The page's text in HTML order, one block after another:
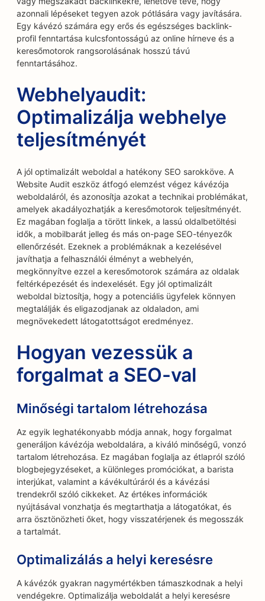
azonnali lépéseket tegyen azok pótlására vagy javítására.
Egy kávézó számára egy erős és egészséges backlink-
profil fenntartása kulcsfontosságú az online hírneve és a
keresőmotorok rangsorolásának hosszú távú
fenntartásához.
Webhelyaudit:
Optimalizálja webhelye
teljesítményét
A jól optimalizált weboldal a hatékony SEO sarokköve. A
Website Audit eszköz átfogó elemzést végez kávézója
weboldaláról, és azonosítja azokat a technikai problémákat,
amelyek akadályozhatják a keresőmotorok teljesítményét.
Ez magában foglalja a törött linkek, a lassú oldalbetöltési
idők, a mobilbarát jelleg és más on-page SEO-tényezők
ellenőrzését. Ezeknek a problémáknak a kezelésével
javíthatja a felhasználói élményt a webhelyén,
megkönnyítve ezzel a keresőmotorok számára az oldalak
feltérképezését és indexelését. Egy jól optimalizált
weboldal biztosítja, hogy a potenciális ügyfelek könnyen
megtalálják és eligazodjanak az oldaladon, ami
megnövekedett látogatottságot eredményez.
Hogyan vezessük a
forgalmat a SEO-val
Minőségi tartalom létrehozása
Az egyik leghatékonyabb módja annak, hogy forgalmat
generáljon kávézója weboldalára, a kiváló minőségű, vonzó
tartalom létrehozása. Ez magában foglalja az étlapról szóló
blogbejegyzéseket, a különleges promóciókat, a barista
interjúkat, valamint a kávékultúráról és a kávézási
trendekről szóló cikkeket. Az értékes információk
nyújtásával vonzhatja és megtarthatja a látogatókat, és
arra ösztönözheti őket, hogy visszatérjenek és megosszák
a tartalmát.
Optimalizálás a helyi keresésre
A kávézók gyakran nagymértékben támaszkodnak a helyi
vendégekre. Optimalizálja weboldalát a helyi keresésre